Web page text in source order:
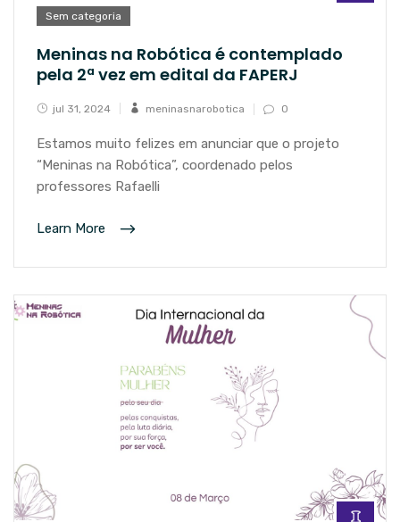
Sem categoria
Meninas na Robótica é contemplado
pela 2ª vez em edital da FAPERJ
jul 31, 2024 meninasnarobotica 0
Estamos muito felizes em anunciar que o projeto
“Meninas na Robótica”, coordenado pelos
professores Rafaelli
Learn More